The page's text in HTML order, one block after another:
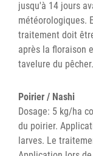
jusqu'à 14 jours
météorologiques.
traitement doit
après la floraison
tavelure du pêcher.
Poirier / Nashi
Dosage: 5 kg/ha
du poirier.
larves. Le